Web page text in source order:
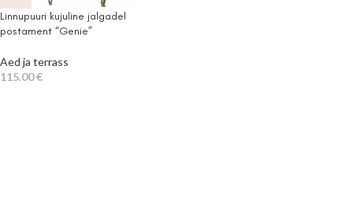
Linnupuuri kujuline jalgadel
postament “Genie”
Aed ja terrass
115.00€